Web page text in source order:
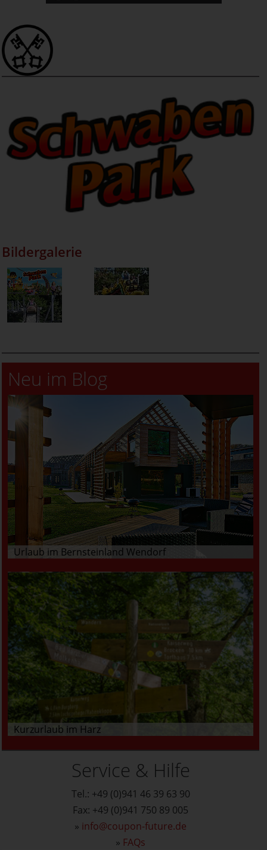
Bildergalerie
Neu im Blog
Urlaub im Bernsteinland Wendorf
Kurzurlaub im Harz
Service & Hilfe
Tel.: +49 (0)941 46 39 63 90
Fax: +49 (0)941 750 89 005
» info@coupon-future.de
» FAQs